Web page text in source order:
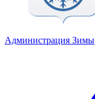
Администрация Зимы